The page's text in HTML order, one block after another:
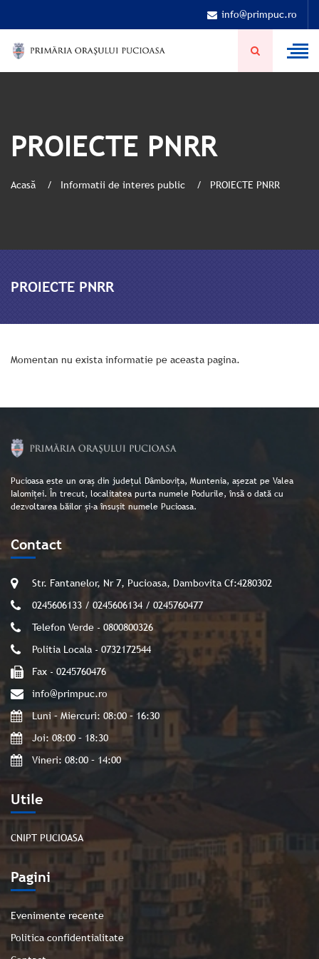
info@primpuc.ro
PROIECTE PNRR
Acasă Informatii de interes public PROIECTE PNRR
PROIECTE PNRR
Momentan nu exista informatie pe aceasta pagina.
Pucioasa este un oraș din județul Dâmbovița, Muntenia, așezat pe Valea
Ialomiței. În trecut, localitatea purta numele Podurile, însă o dată cu
dezvoltarea băilor și-a însușit numele Pucioasa.
Utile
CNIPT PUCIOASA
Pagini
Evenimente recente
Politica confidentialitate
Contact
Str. Fantanelor, Nr 7, Pucioasa, Dambovita Cf:4280302
0245606133 / 0245606134 / 0245760477
Telefon Verde - 0800800326
Politia Locala - 0732172544
Fax - 0245760476
info@primpuc.ro
Luni – Miercuri: 08:00 – 16:30
Joi: 08:00 – 18:30
Vineri: 08:00 – 14:00